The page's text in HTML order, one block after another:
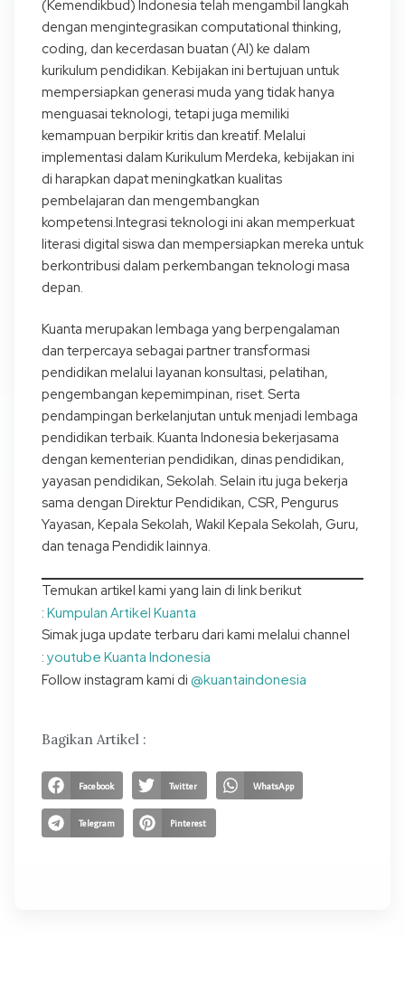
(Kemendikbud) Indonesia telah mengambil langkah
dengan mengintegrasikan computational thinking,
coding, dan kecerdasan buatan (AI) ke dalam
kurikulum pendidikan. Kebijakan ini bertujuan untuk
mempersiapkan generasi muda yang tidak hanya
menguasai teknologi, tetapi juga memiliki
kemampuan berpikir kritis dan kreatif. Melalui
implementasi dalam Kurikulum Merdeka, kebijakan ini
di harapkan dapat meningkatkan kualitas
pembelajaran dan mengembangkan
kompetensi.Integrasi teknologi ini akan memperkuat
literasi digital siswa dan mempersiapkan mereka untuk
berkontribusi dalam perkembangan teknologi masa
depan.
Kuanta merupakan lembaga yang berpengalaman
dan terpercaya sebagai partner transformasi
pendidikan melalui layanan konsultasi, pelatihan,
pengembangan kepemimpinan, riset. Serta
pendampingan berkelanjutan untuk menjadi lembaga
pendidikan terbaik. Kuanta Indonesia bekerjasama
dengan kementerian pendidikan, dinas pendidikan,
yayasan pendidikan, Sekolah. Selain itu juga bekerja
sama dengan Direktur Pendidikan, CSR, Pengurus
Yayasan, Kepala Sekolah, Wakil Kepala Sekolah, Guru,
dan tenaga Pendidik lainnya.
Temukan artikel kami yang lain di link berikut
: Kumpulan Artikel Kuanta
Simak juga update terbaru dari kami melalui channel
: youtube Kuanta Indonesia
Follow instagram kami di @kuantaindonesia
Bagikan Artikel :
Facebook Twitter WhatsApp
Telegram Pinterest